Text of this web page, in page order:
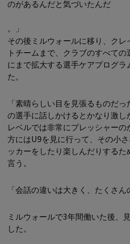
のがあるんだと気づいたんだ
。」
その後ミルウォールに移り、ク
トチームまで、クラブのすべて
にまで拡大する選手ケアプログ
た。
「素晴らしい目を見張るものだ
の選手に話しかけるとかなり激
レベルでは非常にプレッシャー
方にはU9を見に行って、その小
ッカーをしたり楽しんだりする
言う。
「会話の違いは大きく、たくさん
ミルウォールで3年間働いた後、
した。